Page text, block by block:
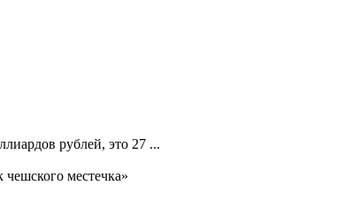
рублей, это 27 ...